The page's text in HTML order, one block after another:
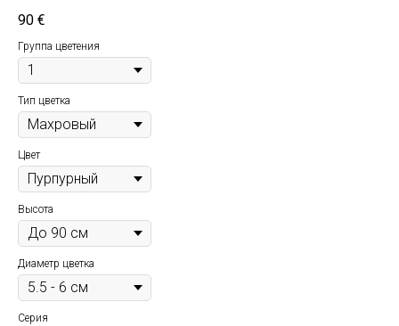
90 €
Группа цветения
Тип цветка
Цвет
Высота
Диаметр цветка
Серия